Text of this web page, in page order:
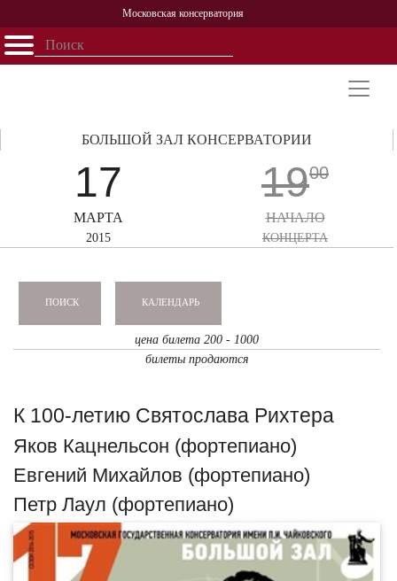
Московская консерватория
Открыть - закрыть
Персоналии
История
17
МАРТА
2015
БОЛЬШОЙ ЗАЛ КОНСЕРВАТОРИИ
1900
НАЧАЛО
КОНЦЕРТА
ПОИСК КАЛЕНДАРЬ
цена билета 200 - 1000
билеты продаются
К 100-летию Святослава Рихтера
Яков Кацнельсон (фортепиано)
Евгений Михайлов (фортепиано)
Петр Лаул (фортепиано)